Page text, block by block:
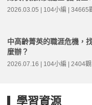
2026.03.05 | 104小編 | 34665
中高齡菁英的職涯危機，
麼辦？
2026.07.16 | 104小編 | 2404
學習資源